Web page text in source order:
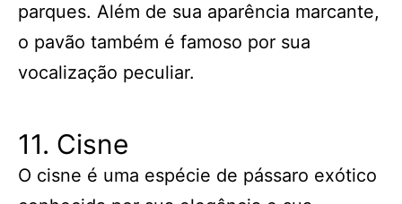
parques. Além de sua aparência marcante,
o pavão também é famoso por sua
vocalização peculiar.
11. Cisne
O cisne é uma espécie de pássaro exótico